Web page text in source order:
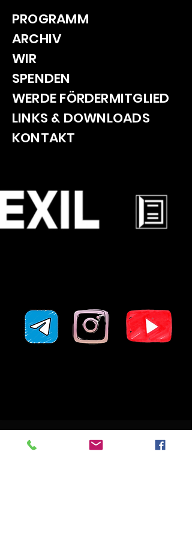
PROGRAMM
ARCHIV
WIR
SPENDEN
WERDE FÖRDERMITGLIED
LINKS & DOWNLOADS
KONTAKT
Das Walhalla im Exil wird vom
Kulturamt Wiesbaden gefördert: